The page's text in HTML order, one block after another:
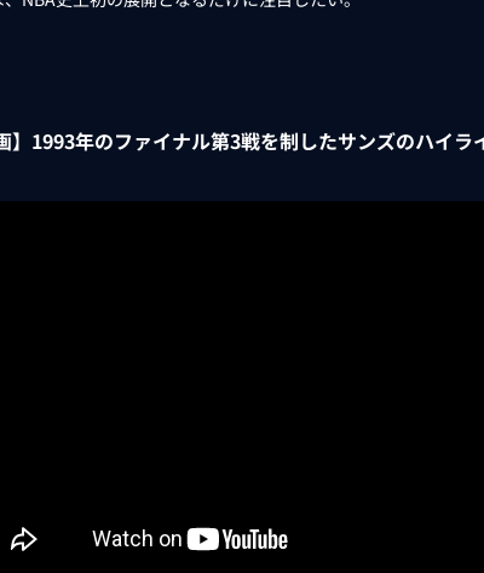
】1993年のファイナル第3戦を制したサンズのハイラ